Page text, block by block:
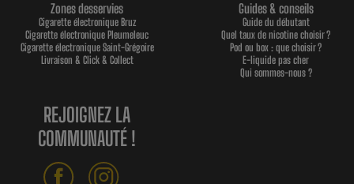
Zones desservies
Cigarette électronique Bruz
Cigarette électronique Pleumeleuc
Cigarette électronique Saint-Grégoire
Livraison & Click & Collect
Guides & conseils
Guide du débutant
Quel taux de nicotine choisir ?
Pod ou box : que choisir ?
E-liquide pas cher
Qui sommes-nous ?
REJOIGNEZ LA
COMMUNAUTÉ !